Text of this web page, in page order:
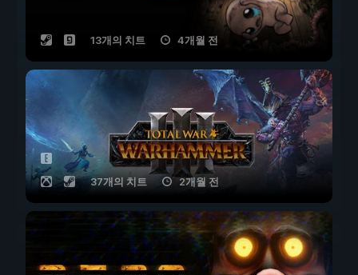
13개의 치트 4개월 전
37개의 치트 2개월 전